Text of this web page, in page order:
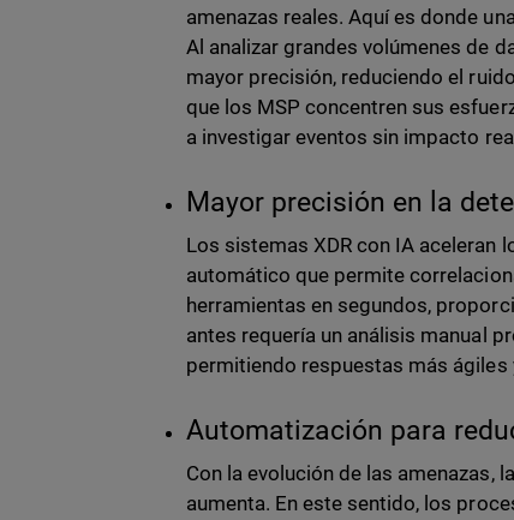
amenazas reales. Aquí es donde
Al analizar grandes volúmenes de
mayor precisión, reduciendo el
que los MSP concentren sus
a investigar eventos sin impacto
Mayor precisión en la
Los sistemas XDR con IA aceleran
automático que permite
herramientas en segundos,
antes requería un análisis manual
permitiendo respuestas más ágiles
Automatización para
Con la evolución de las amenazas,
aumenta. En este sentido, los